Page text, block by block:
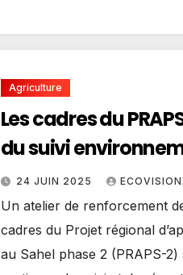
Agriculture
Les cadres du
du suivi
social à Lomé
24 JUIN 2025
Un atelier de renforcement
cadres du Projet régional
au Sahel phase 2 (PRAPS-